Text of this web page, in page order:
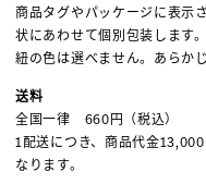
商品タグやパッケージに表示
状にあわせて個別包装します。
紐の色は選べません。あらか
送料
全国一律 660円（税込）
1配送につき、商品代金
なります。